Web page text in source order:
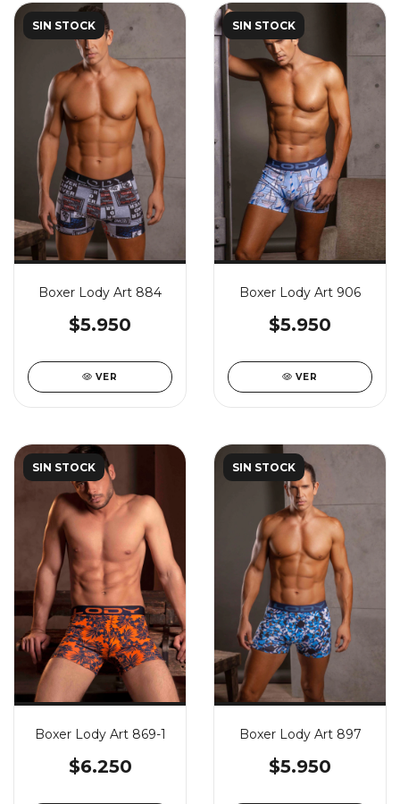
SIN STOCK
Boxer Lody Art 884
$5.950
VER
SIN STOCK
Boxer Lody Art 906
$5.950
VER
SIN STOCK
Boxer Lody Art 869-1
$6.250
SIN STOCK
Boxer Lody Art 897
$5.950